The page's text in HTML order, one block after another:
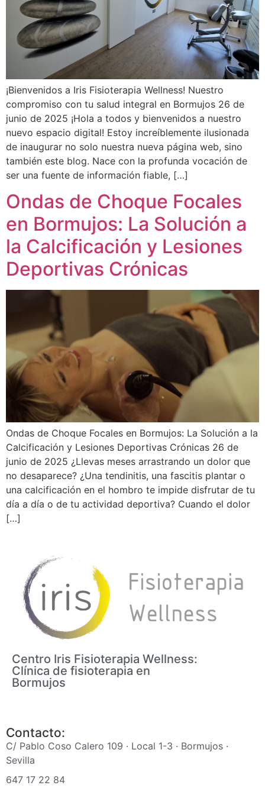
¡Bienvenidos a Iris Fisioterapia Wellness! Nuestro
compromiso con tu salud integral en Bormujos 26 de
junio de 2025 ¡Hola a todos y bienvenidos a nuestro
nuevo espacio digital! Estoy increíblemente ilusionada
de inaugurar no solo nuestra nueva página web, sino
también este blog. Nace con la profunda vocación de
ser una fuente de información fiable, […]
Ondas de Choque Focales
en Bormujos: La Solución a
la Calcificación y Lesiones
Deportivas Crónicas
Ondas de Choque Focales en Bormujos: La Solución a la
Calcificación y Lesiones Deportivas Crónicas 26 de
junio de 2025 ¿Llevas meses arrastrando un dolor que
no desaparece? ¿Una tendinitis, una fascitis plantar o
una calcificación en el hombro te impide disfrutar de tu
día a día o de tu actividad deportiva? Cuando el dolor
[…]
Centro Iris Fisioterapia Wellness:
Clínica de fisioterapia en
Bormujos
Contacto:
C/ Pablo Coso Calero 109 · Local 1-3 · Bormujos ·
Sevilla
647 17 22 84